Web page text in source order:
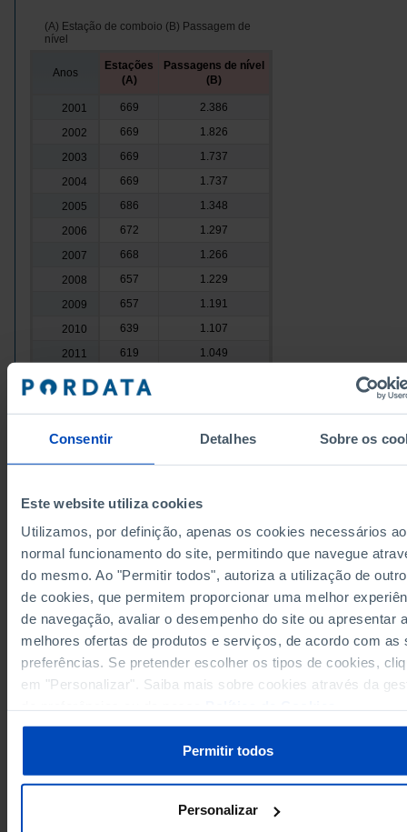
Consentir Detalhes Sobre os
Este website utiliza cookies
Utilizamos, por definição, apenas os cookies necessários ao
normal funcionamento do site, permitindo que navegue
do mesmo. Ao "Permitir todos", autoriza a utilização de
de cookies, que permitem proporcionar uma melhor
de navegação, avaliar o desempenho do site ou apresentar
melhores ofertas de produtos e serviços, de acordo com as
preferências. Se pretender escolher os tipos de cookies,
em "Personalizar". Saiba mais sobre cookies através da
Permitir todos
Personalizar
(A) Estação de comboio (B) Passagem de
nível
Anos
Estações
(A)
Passagens de nível
(B)
2001 669
2.386
2002
669
1.826
2003
669
1.737
2004
669
1.737
2005
686
1.348
2006
672
1.297
2007
668
1.266
2008
657
1.229
2009
657
1.191
2010
639
1.107
2011
619
1.049
2012
571
2017
572
570
2019
549
834
2020
549
831
2021
548
824
2022
546
820
2023
546
810
546
Última actualização: 2025-11-26
RELACIONADOS
Veículos do transporte ferroviário - Continente em Portugal